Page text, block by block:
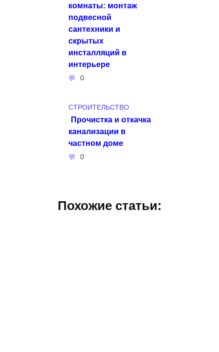
комнаты: монтаж
подвесной
сантехники и
скрытых
инсталляций в
интерьере
0
СТРОИТЕЛЬСТВО
Прочистка и откачка
канализации в
частном доме
0
Похожие статьи: